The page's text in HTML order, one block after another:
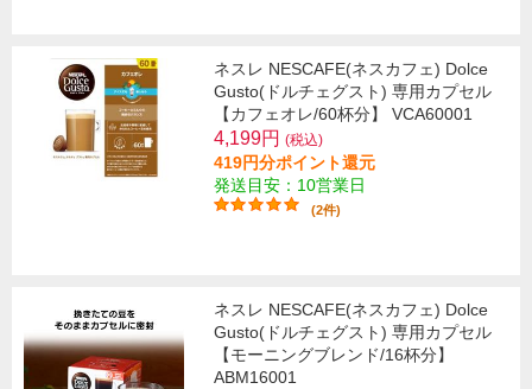
ネスレ NESCAFE(ネスカフェ) Dolce
Gusto(ドルチェグスト) 専用カプセル
【カフェオレ/60杯分】 VCA60001
4,199円 (税込)
419円分ポイント還元
発送目安：10営業日
(2件)
ネスレ NESCAFE(ネスカフェ) Dolce
Gusto(ドルチェグスト) 専用カプセル
【モーニングブレンド/16杯分】
ABM16001